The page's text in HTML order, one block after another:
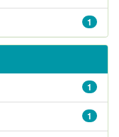
1
1
1